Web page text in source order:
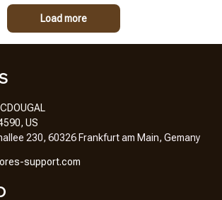
Load more
US
230, 60326 Frankfurt am Main, Gemany
support.com